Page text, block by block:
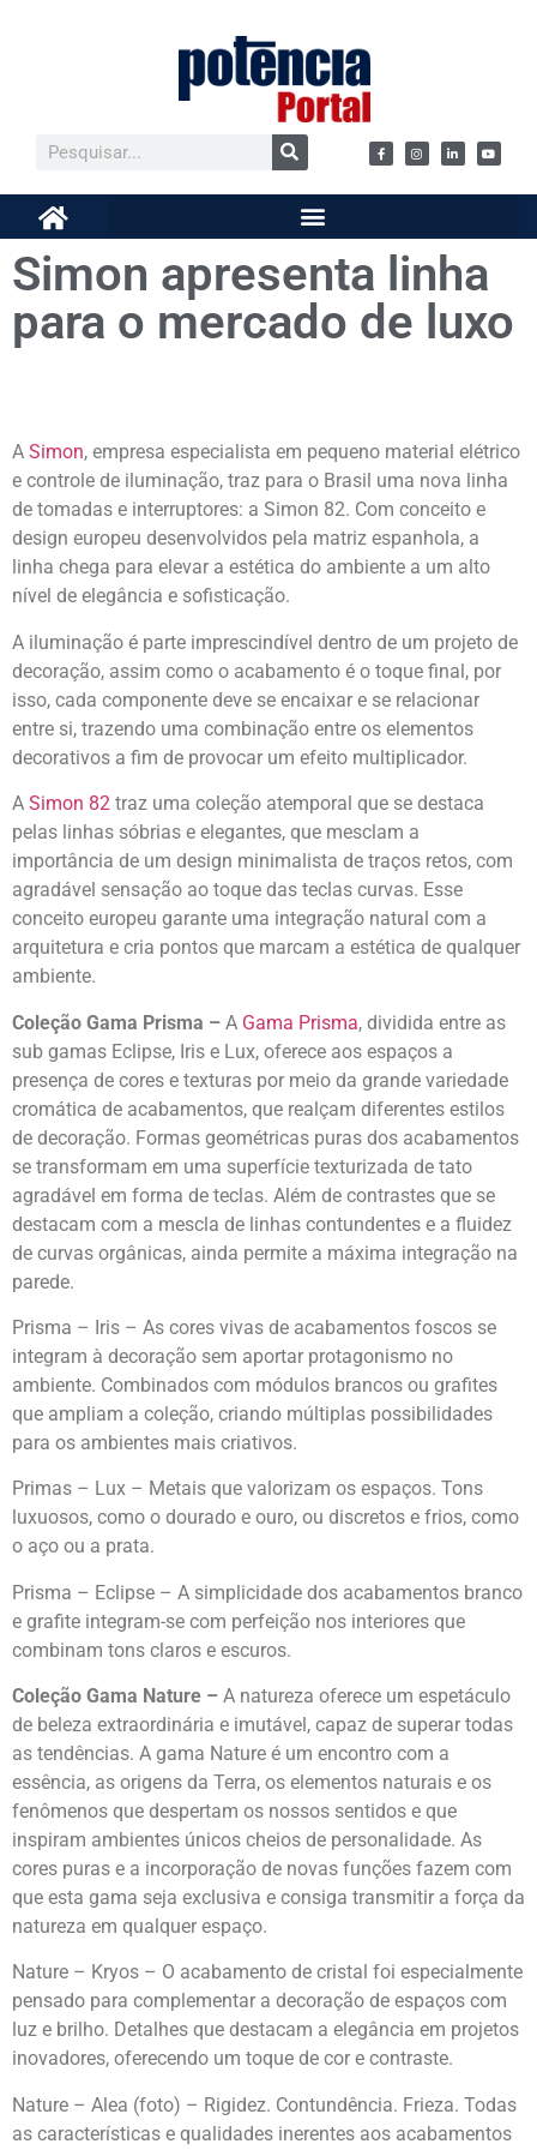
Simon apresenta linha
para o mercado de luxo
A Simon, empresa especialista em pequeno material elétrico
e controle de iluminação, traz para o Brasil uma nova linha
de tomadas e interruptores: a Simon 82. Com conceito e
design europeu desenvolvidos pela matriz espanhola, a
linha chega para elevar a estética do ambiente a um alto
nível de elegância e sofisticação.
A iluminação é parte imprescindível dentro de um projeto de
decoração, assim como o acabamento é o toque final, por
isso, cada componente deve se encaixar e se relacionar
entre si, trazendo uma combinação entre os elementos
decorativos a fim de provocar um efeito multiplicador.
A Simon 82 traz uma coleção atemporal que se destaca
pelas linhas sóbrias e elegantes, que mesclam a
importância de um design minimalista de traços retos, com
agradável sensação ao toque das teclas curvas. Esse
conceito europeu garante uma integração natural com a
arquitetura e cria pontos que marcam a estética de qualquer
ambiente.
Coleção Gama Prisma – A Gama Prisma, dividida entre as
sub gamas Eclipse, Iris e Lux, oferece aos espaços a
presença de cores e texturas por meio da grande variedade
cromática de acabamentos, que realçam diferentes estilos
de decoração. Formas geométricas puras dos acabamentos
se transformam em uma superfície texturizada de tato
agradável em forma de teclas. Além de contrastes que se
destacam com a mescla de linhas contundentes e a fluidez
de curvas orgânicas, ainda permite a máxima integração na
parede.
Prisma – Iris – As cores vivas de acabamentos foscos se
integram à decoração sem aportar protagonismo no
ambiente. Combinados com módulos brancos ou grafites
que ampliam a coleção, criando múltiplas possibilidades
para os ambientes mais criativos.
Primas – Lux – Metais que valorizam os espaços. Tons
luxuosos, como o dourado e ouro, ou discretos e frios, como
o aço ou a prata.
Prisma – Eclipse – A simplicidade dos acabamentos branco
e grafite integram-se com perfeição nos interiores que
combinam tons claros e escuros.
Coleção Gama Nature – A natureza oferece um espetáculo
de beleza extraordinária e imutável, capaz de superar todas
as tendências. A gama Nature é um encontro com a
essência, as origens da Terra, os elementos naturais e os
fenômenos que despertam os nossos sentidos e que
inspiram ambientes únicos cheios de personalidade. As
cores puras e a incorporação de novas funções fazem com
que esta gama seja exclusiva e consiga transmitir a força da
natureza em qualquer espaço.
Nature – Kryos – O acabamento de cristal foi especialmente
pensado para complementar a decoração de espaços com
luz e brilho. Detalhes que destacam a elegância em projetos
inovadores, oferecendo um toque de cor e contraste.
Nature – Alea (foto) – Rigidez. Contundência. Frieza. Todas
as características e qualidades inerentes aos acabamentos